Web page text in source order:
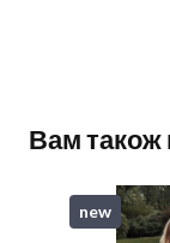
Вам також
new